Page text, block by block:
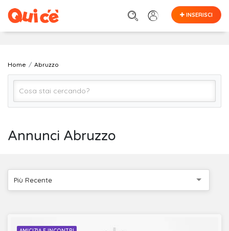
INSERISCI
Home Abruzzo
Annunci Abruzzo
Più Recente